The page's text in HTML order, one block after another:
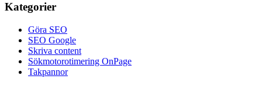
Kategorier
Göra SEO
SEO Google
Skriva content
Sökmotorotimering OnPage
Takpannor